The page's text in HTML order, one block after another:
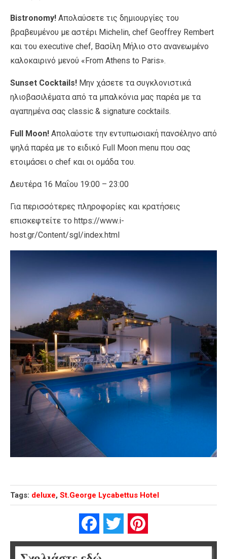
Bistronomy! Aπολαύσετε τις δημιουργίες του
βραβευμένου με αστέρι Michelin, chef Geoffrey Rembert
και του executive chef, Βασίλη Μήλιο στο ανανεωμένο
καλοκαιρινό μενού «From Athens to Paris».
Sunset Cocktails! Μην χάσετε τα συγκλονιστικά
ηλιοβασιλέματα από τα μπαλκόνια μας παρέα με τα
αγαπημένα σας classic & signature cocktails.
Full Moon! Απολαύστε την εντυπωσιακή πανσέληνο από
ψηλά παρέα με το ειδικό Full Moon menu που σας
ετοιμάσει ο chef και οι ομάδα του.
Δευτέρα 16 Μαΐου 19:00 – 23:00
Για περισσότερες πληροφορίες και κρατήσεις
επισκεφτείτε το https://www.i-
host.gr/Content/sgl/index.html
Tags: deluxe, St.George Lycabettus Hotel
FacebookTwitter